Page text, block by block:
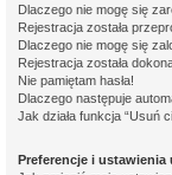
Dlaczego nie mogę się
Rejestracja została
Dlaczego nie mogę się
Rejestracja została
Nie pamiętam hasła!
Dlaczego następuje
Jak działa funkcja “Usuń
Preferencje i ustawienia